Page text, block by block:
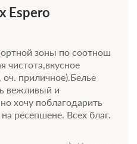
Сплит-система
Espero
зоны по соотнош
чистота,вкусное
оч. приличное).Белье
вежливый и
хочу поблагодарить
ресепшене. Всех благ.